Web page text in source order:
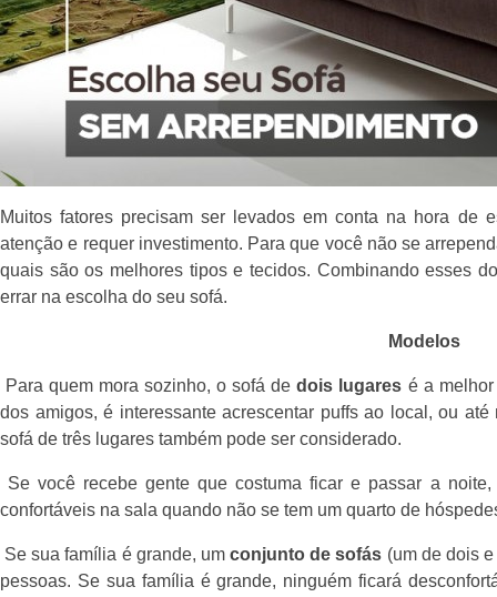
Muitos fatores precisam ser levados em conta na hora de
atenção e requer investimento. Para que você não se
quais são os melhores tipos e tecidos. Combinando esses
errar na escolha do seu sofá.
Modelos
Para quem mora sozinho, o sofá dedois lugares é a
dos amigos, é interessante acrescentar puffs ao local, ou
sofá de três lugares também pode ser considerado.
Se você recebe gente que costuma ficar e passar a
confortáveis na sala quando não se tem um quarto de
Se sua família é grande, umconjunto de sofás (um de dois
pessoas. Se sua família é grande, ninguém ficará